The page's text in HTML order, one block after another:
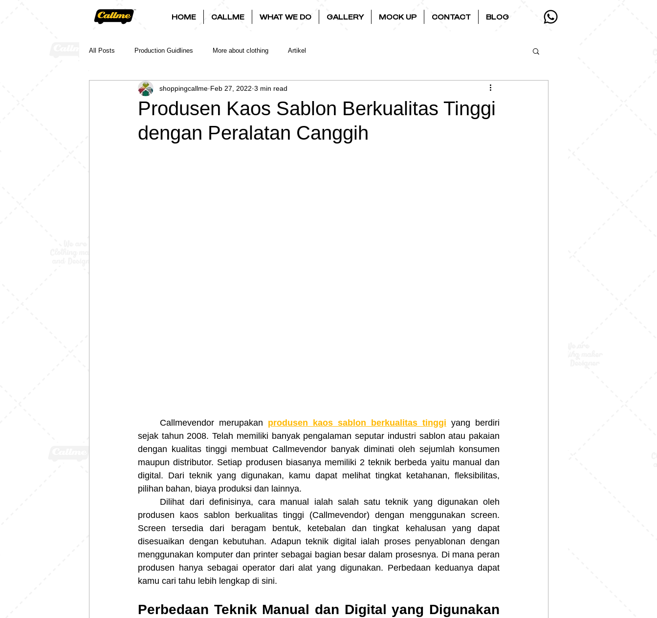
HOME CALLME WHAT WE DO GALLERY MOCK UP CONTACT BLOG
All Posts Production Guidlines More about clothing Artikel
Produsen Kaos Sablon Berkualitas Tinggi
dengan Peralatan Canggih
shoppingcallme Feb 27, 2022 3 min read
	Callmevendor merupakan
produsen kaos sablon berkualitas tinggi yang berdiri
sejak tahun 2008. Telah memiliki banyak pengalaman seputar industri sablon atau pakaian
dengan kualitas tinggi membuat Callmevendor banyak diminati oleh sejumlah konsumen
maupun distributor. Setiap produsen biasanya memiliki 2 teknik berbeda yaitu manual dan
digital. Dari teknik yang digunakan, kamu dapat melihat tingkat ketahanan, fleksibilitas,
pilihan bahan, biaya produksi dan lainnya.
produsen kaos sablon berkualitas tinggi
(Callmevendor) dengan menggunakan screen.
Screen tersedia dari beragam bentuk, ketebalan dan tingkat kehalusan yang dapat
disesuaikan dengan kebutuhan. Adapun teknik digital ialah proses penyablonan dengan
menggunakan komputer dan printer sebagai bagian besar dalam prosesnya. Di mana peran
produsen hanya sebagai operator dari alat yang digunakan. Perbedaan keduanya dapat
kamu cari tahu lebih lengkap di sini.
Perbedaan Teknik Manual dan Digital yang Digunakan